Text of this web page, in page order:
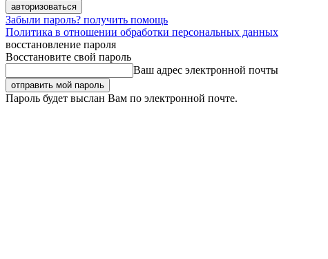
Забыли пароль? получить помощь
Политика в отношении обработки персональных данных
восстановление пароля
Восстановите свой пароль
Ваш адрес электронной почты
Пароль будет выслан Вам по электронной почте.